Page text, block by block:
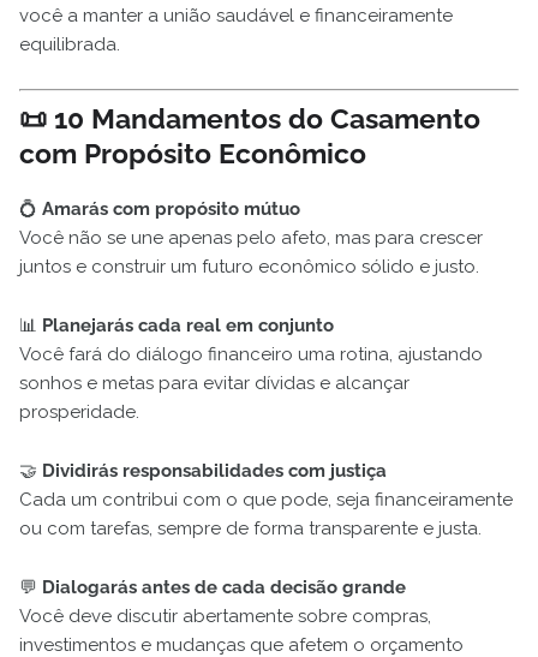
você a manter a união saudável e financeiramente
equilibrada.
📜 10 Mandamentos do Casamento
com Propósito Econômico
💍 Amarás com propósito mútuo
Você não se une apenas pelo afeto, mas para crescer
juntos e construir um futuro econômico sólido e justo.
📊 Planejarás cada real em conjunto
Você fará do diálogo financeiro uma rotina, ajustando
sonhos e metas para evitar dívidas e alcançar
prosperidade.
🤝 Dividirás responsabilidades com justiça
Cada um contribui com o que pode, seja financeiramente
ou com tarefas, sempre de forma transparente e justa.
💬 Dialogarás antes de cada decisão grande
Você deve discutir abertamente sobre compras,
investimentos e mudanças que afetem o orçamento